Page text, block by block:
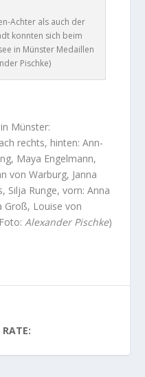
Achter als auch der
konnten sich beim
in Münster Medaillen
Pischke)
Münster:
rechts, hinten: Ann-
Maya Engelmann,
von Warburg, Janna
Silja Runge, vorn: Anna
Groß, Louise von
Alexander Pischke)
RATE: